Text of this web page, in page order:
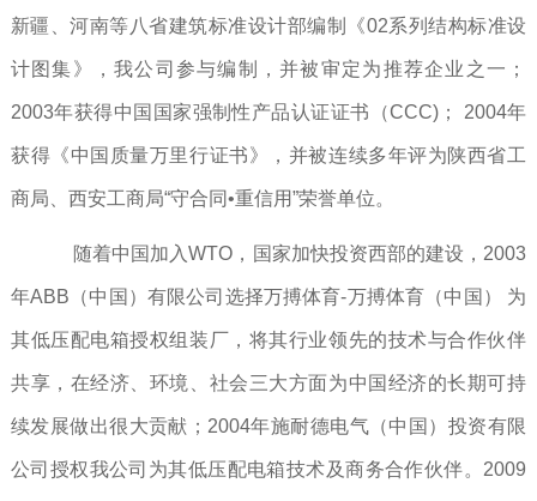
新疆、河南等八省建筑标准设计部编制《02系列结构标准设
计图集》，我公司参与编制，并被审定为推荐企业之一；
2003年获得中国国家强制性产品认证证书（CCC)； 2004年
获得《中国质量万里行证书》，并被连续多年评为陕西省工
商局、西安工商局“守合同•重信用”荣誉单位。
随着中国加入WTO，国家加快投资西部的建设，2003
年ABB（中国）有限公司选择万搏体育-万搏体育（中国） 为
其低压配电箱授权组装厂，将其行业领先的技术与合作伙伴
共享，在经济、环境、社会三大方面为中国经济的长期可持
续发展做出很大贡献；2004年施耐德电气（中国）投资有限
公司授权我公司为其低压配电箱技术及商务合作伙伴。2009